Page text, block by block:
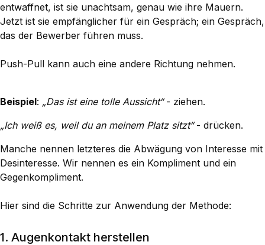
entwaffnet, ist sie unachtsam, genau wie ihre Mauern.
Jetzt ist sie empfänglicher für ein Gespräch; ein Gespräch,
das der Bewerber führen muss.
Push-Pull kann auch eine andere Richtung nehmen.
Beispiel: „Das ist eine tolle Aussicht“- ziehen.
„Ich weiß es, weil du an meinem Platz sitzt“- drücken.
Manche nennen letzteres die Abwägung von Interesse mit
Desinteresse. Wir nennen es ein Kompliment und ein
Gegenkompliment.
Hier sind die Schritte zur Anwendung der Methode:
1. Augenkontakt herstellen